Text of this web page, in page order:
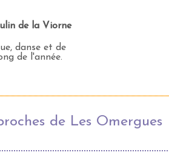
de la Viorne
danse et de
de l'année.
de Les Omergues